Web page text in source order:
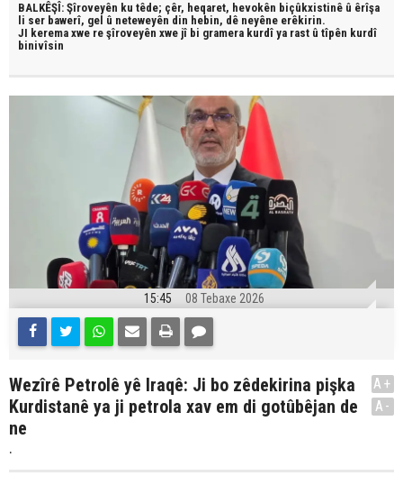
BALKÊŞÎ: Şîroveyên ku têde; çêr, heqaret, hevokên biçûkxistinê û êrîşa
li ser bawerî, gel û neteweyên din hebin, dê neyêne erêkirin.
JI kerema xwe re şîroveyên xwe jî bi gramera kurdî ya rast û tîpên kurdî
binivîsin
15:45 08 Tebaxe 2026
Wezîrê Petrolê yê Iraqê: Ji bo zêdekirina pişka
Kurdistanê ya ji petrola xav em di gotûbêjan de
ne
.
A+
A-